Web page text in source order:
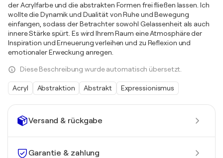
Versand & rückgabe
Garantie & zahlung
der Acrylfarbe und die abstrakten Formen frei fließen lassen. Ich
wollte die Dynamik und Dualität von Ruhe und Bewegung
einfangen, sodass der Betrachter sowohl Gelassenheit als auch
innere Stärke spürt. Es wird Ihrem Raum eine Atmosphäre der
Inspiration und Erneuerung verleihen und zu Reflexion und
emotionaler Erweckung anregen.
Diese Beschreibung wurde automatisch übersetzt.
Acryl Abstraktion Abstrakt Expressionismus